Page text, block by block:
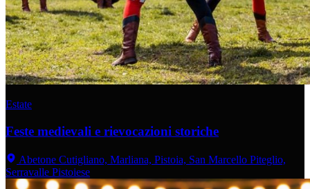
Estate
Feste medievali e rievocazioni storiche
Abetone Cutigliano, Marliana, Pistoia, San Marcello Piteglio,
Serravalle Pistoiese